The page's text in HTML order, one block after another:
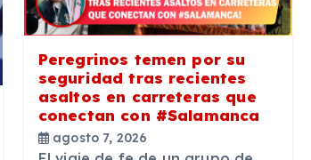
Peregrinos temen por su
seguridad tras recientes
asaltos en carreteras que
conectan con #Salamanca
agosto 7, 2026